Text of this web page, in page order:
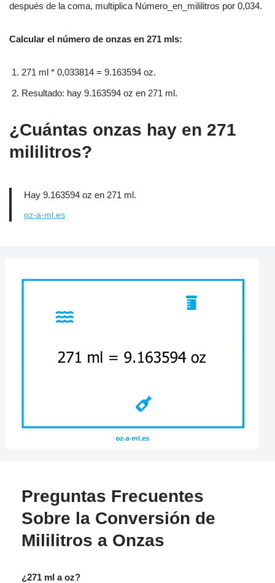
después de la coma, multiplica Número_en_mililitros por 0,034.
Calcular el número de onzas en 271 mls:
271 ml * 0,033814 = 9.163594 oz.
Resultado: hay 9.163594 oz en 271 ml.
¿Cuántas onzas hay en 271
mililitros?
Hay 9.163594 oz en 271 ml.
oz-a-ml.es
Preguntas Frecuentes
Sobre la Conversión de
Mililitros a Onzas
¿271 ml a oz?